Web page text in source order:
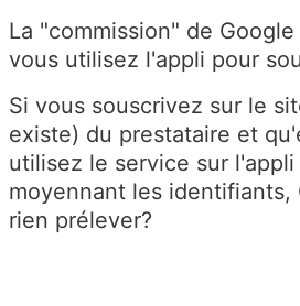
La "commission" de
vous utilisez l'appli pour
Si vous souscrivez sur le
existe) du prestataire et
utilisez le service sur
moyennant les identifiants,
rien prélever?